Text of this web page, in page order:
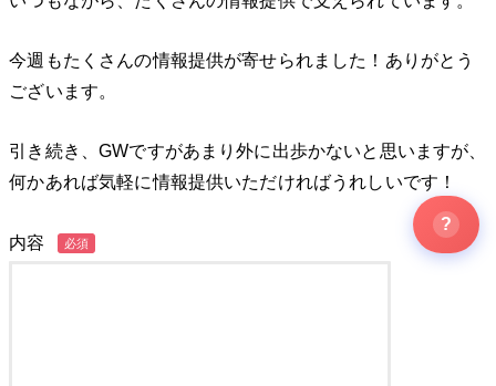
今週もたくさんの情報提供が寄せられました！ありがとう
ございます。
引き続き、GWですがあまり外に出歩かないと思いますが、
何かあれば気軽に情報提供いただければうれしいです！
内容 必須
?